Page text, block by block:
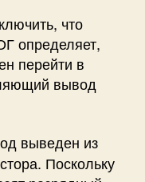
получает
конденсатор